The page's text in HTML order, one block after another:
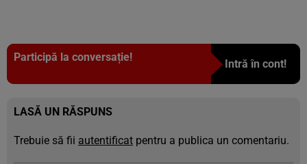
Participă la conversație!
Intră în cont!
LASĂ UN RĂSPUNS
Trebuie să fii autentificat pentru a publica un comentariu.